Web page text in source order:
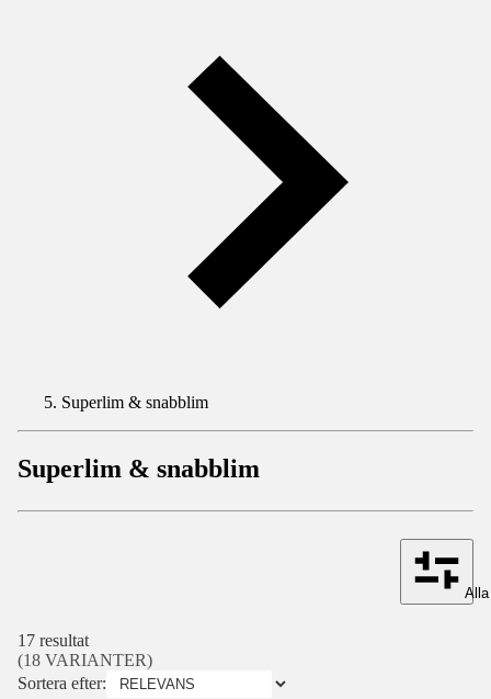
Superlim & snabblim
Superlim & snabblim
17 resultat
(18 VARIANTER)
Sortera efter: